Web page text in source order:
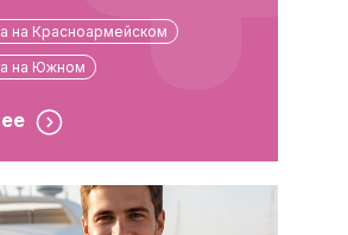
на Красноармейском
на Южном